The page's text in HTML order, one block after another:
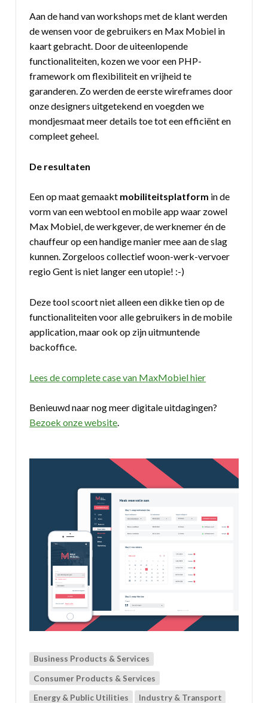
Aan de hand van workshops met de klant werden
de wensen voor de gebruikers en Max Mobiel in
kaart gebracht. Door de uiteenlopende
functionaliteiten, kozen we voor een PHP-
framework om flexibiliteit en vrijheid te
garanderen. Zo werden de eerste wireframes door
onze designers uitgetekend en voegden we
mondjesmaat meer details toe tot een efficiënt en
compleet geheel.
De resultaten
Een op maat gemaakt mobiliteitsplatform in de
vorm van een webtool en mobile app waar zowel
Max Mobiel, de werkgever, de werknemer én de
chauffeur op een handige manier mee aan de slag
kunnen. Zorgeloos collectief woon-werk-vervoer
regio Gent is niet langer een utopie! :-)
Deze tool scoort niet alleen een dikke tien op de
functionaliteiten voor alle gebruikers in de mobile
application, maar ook op zijn uitmuntende
backoffice.
Lees de complete case van MaxMobiel hier
Benieuwd naar nog meer digitale uitdagingen?
Bezoek onze website.
Business Products & Services
Consumer Products & Services
Energy & Public Utilities Industry & Transport